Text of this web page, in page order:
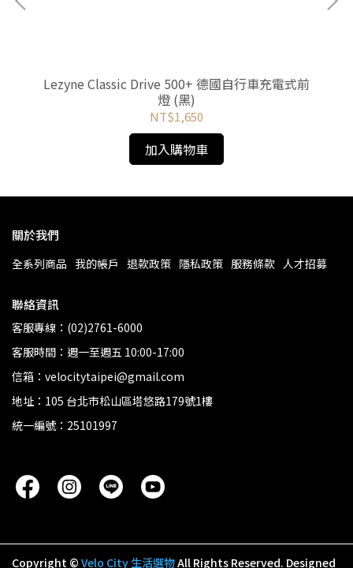
Lezyne Classic Drive 500+ 德國自行車充電式前
燈 (黑)
NT$1,650
加入購物車
關於我們
全系列商品 我的帳戶 退款政策 隱私政策 服務條款 人才招募
聯絡資訊
客服專線：(02)2761-6000
客服時間：週一至週五 10:00-17:00
信箱：velocitytaipei@gmail.com
地址：105 台北市松山區塔悠路179號1樓
統一編號：25101997
Copyright © Velo City 生活選物All Rights Reserved. Designed